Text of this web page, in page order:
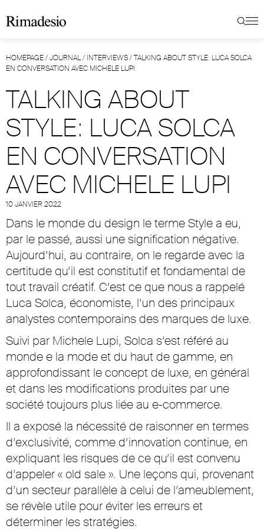
HOMEPAGE/JOURNAL/ INTERVIEWS/TALKING ABOUT STYLE: LUCA SOLCA
EN CONVERSATION AVEC MICHELE LUPI
TALKING ABOUT
STYLE: LUCA SOLCA
EN CONVERSATION
AVEC MICHELE LUPI
10 JANVIER 2022
Dans le monde du design le terme Style a eu,
par le passé, aussi une signification négative.
Aujourd’hui, au contraire, on le regarde avec la
certitude qu’il est constitutif et fondamental de
tout travail créatif. C’est ce que nous a rappelé
Luca Solca, économiste, l’un des principaux
analystes contemporains des marques de luxe.
Suivi par Michele Lupi, Solca s’est référé au
monde e la mode et du haut de gamme, en
approfondissant le concept de luxe, en général
et dans les modifications produites par une
société toujours plus liée au e-commerce.
Il a exposé la nécessité de raisonner en termes
d’exclusivité, comme d’innovation continue, en
expliquant les risques de ce qu’il est convenu
d’appeler « old sale ». Une leçons qui, provenant
d’un secteur parallèle à celui de l’ameublement,
se révèle utile pour éviter les erreurs et
déterminer les stratégies.